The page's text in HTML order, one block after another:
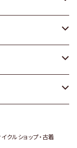
ルショップ・古着